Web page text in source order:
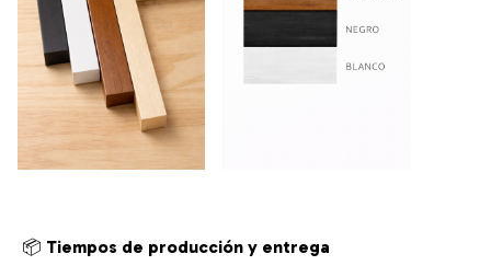
📦 Tiempos de producción y entrega